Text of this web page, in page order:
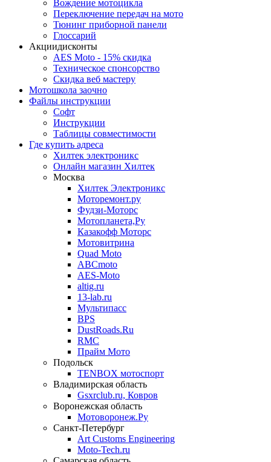
Вождение мотоцикла
Переключение передач на мото
Тюнинг приборной панели
Глоссарий
Акциидисконты
AES Moto - 15% скидка
Техническое спонсорство
Скидка веб мастеру
Мотошкола заочно
Файлы инструкции
Софт
Инструкции
Таблицы совместимости
Где купить адреса
Хилтек электроникс
Онлайн магазин Хилтек
Москва
Хилтек Электроникс
Моторемонт.ру
Фудзи-Моторс
Мотопланета,Ру
Казакофф Моторс
Мотовитрина
Quad Moto
ABCmoto
AES-Moto
altig.ru
13-lab.ru
Мультипасс
BPS
DustRoads.Ru
RMC
Прайм Мото
Подольск
TENBOX мотоспорт
Владимирская область
Gsxrclub.ru, Ковров
Воронежская область
Мотоворонеж.Ру
Санкт-Петербург
Art Customs Engineering
Moto-Tech.ru